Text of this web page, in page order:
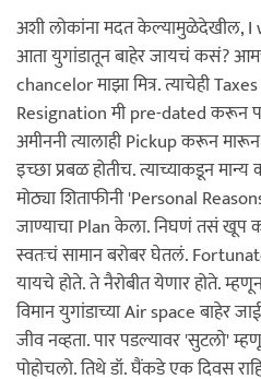
अशी लोकांना मदत केल्यामुळेदेखील,
आता युगांडातून बाहेर जायचं कसं?
chancelor माझा मित्र. त्याचेही
Resignation मी pre-dated करून
अमीननी त्यालाही Pickup करून
इच्छा प्रबळ होतीच. त्याच्याकडून
मोठ्या शिताफीनी 'Personal
जाण्याचा Plan केला. निघणं तसं खूप
स्वतःचं सामान बरोबर घेतलं.
यायचे होते. ते नैरोबीत येणार होते.
विमान युगांडाच्या Air space बाहेर
जीव नव्हता. पार पडल्यावर 'सुटलो'
पोहोचलो. तिथे डॉ. घैंकडे एक दिवस